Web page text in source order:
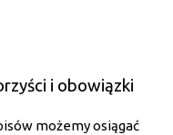
i obowiązki
możemy osiągać